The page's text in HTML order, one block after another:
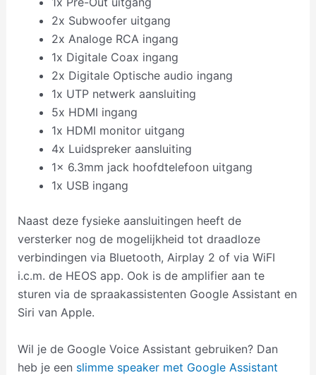
2x Subwoofer uitgang
2x Analoge RCA ingang
1x Digitale Coax ingang
2x Digitale Optische audio ingang
1x UTP netwerk aansluiting
5x HDMI ingang
1x HDMI monitor uitgang
4x Luidspreker aansluiting
1x 6.3mm jack hoofdtelefoon uitgang
1x USB ingang
Naast deze fysieke aansluitingen heeft de
versterker nog de mogelijkheid tot draadloze
verbindingen via Bluetooth, Airplay 2 of via WiFI
i.c.m. de HEOS app. Ook is de amplifier aan te
sturen via de spraakassistenten Google Assistant en
Siri van Apple.
Wil je de Google Voice Assistant gebruiken? Dan
heb je een slimme speaker met Google Assistant